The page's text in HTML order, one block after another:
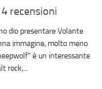
recensioni
dio presentare Volante
immagine, molto meno
è un interessante
rock,...